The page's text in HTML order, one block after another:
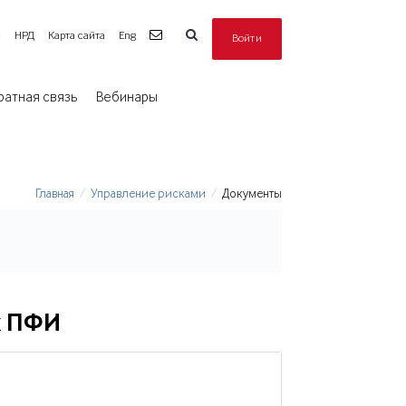
НРД Карта сайта Eng Войти
связь Вебинары
Главная Управление рисками Документы
ПФИ